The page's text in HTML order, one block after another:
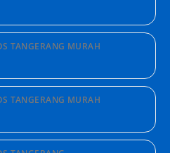
TANGERANG MURAH
TANGERANG MURAH